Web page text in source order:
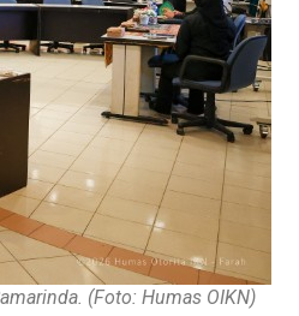
(Foto: Humas OIKN)